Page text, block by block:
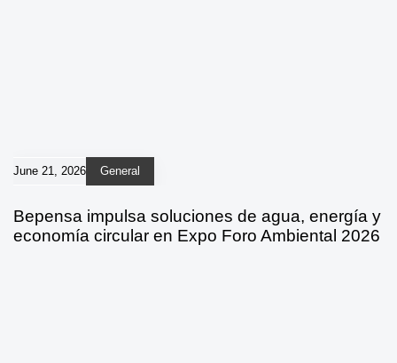
June 21, 2026 General
Bepensa impulsa soluciones de agua, energía y
economía circular en Expo Foro Ambiental 2026